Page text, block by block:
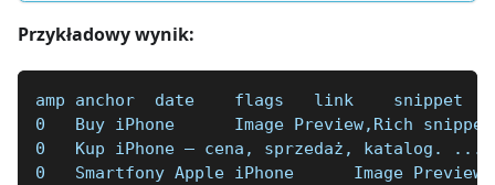
Przykładowy wynik:
amp anchor  date    flags   link    snippet
0   Buy iPhone      Image Preview,Rich
0   Kup iPhone — cena, sprzedaż, katalog. ...
0   Smartfony Apple iPhone      Image